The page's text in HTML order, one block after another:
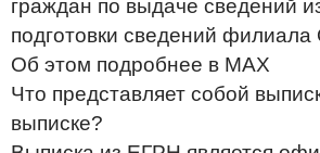
граждан по выдаче сведений
подготовки сведений
Об этом подробнее в MAX
Что представляет собой
выписке?